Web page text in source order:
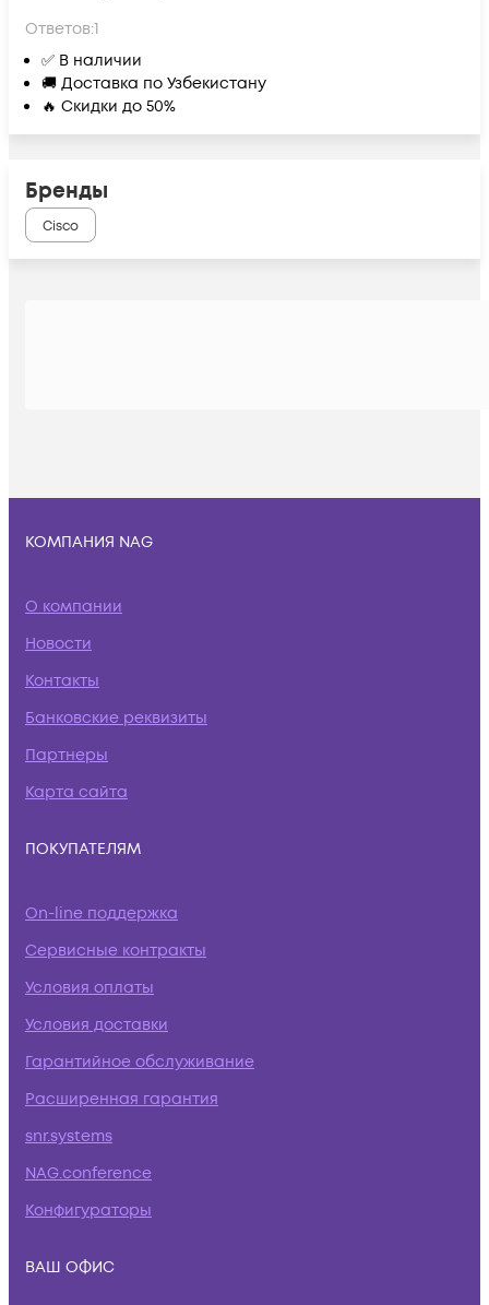
Ответов:1
✅ В наличии
🚚 Доставка по Узбекистану
🔥 Скидки до 50%
Бренды
Cisco
КОМПАНИЯ NAG
О компании
Новости
Контакты
Банковские реквизиты
Партнеры
Карта сайта
ПОКУПАТЕЛЯМ
On-line поддержка
Сервисные контракты
Условия оплаты
Условия доставки
Гарантийное обслуживание
Расширенная гарантия
snr.systems
NAG.conference
Конфигураторы
ВАШ ОФИС